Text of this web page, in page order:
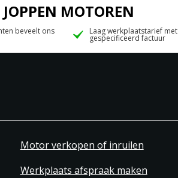
MOTOREN
beveelt ons Laag werkplaatstarief met
gespecificeerd factuur
Motor verkopen of inruilen
Werkplaats afspraak maken